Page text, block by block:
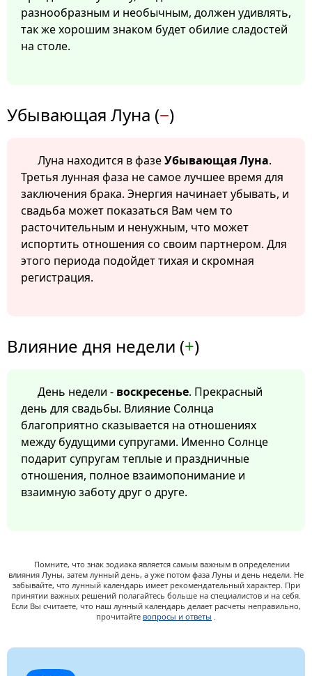
разнообразным и необычным, должен удивлять,
так же хорошим знаком будет обилие сладостей
на столе.
Убывающая Луна (−)
Луна находится в фазеУбывающая Луна.
Третья лунная фаза не самое лучшее время для
заключения брака. Энергия начинает убывать, и
свадьба может показаться Вам чем то
расточительным и ненужным, что может
испортить отношения со своим партнером. Для
этого периода подойдет тихая и скромная
регистрация.
Влияние дня недели (+)
День недели - воскресенье. Прекрасный
день для свадьбы. Влияние Солнца
благоприятно сказывается на отношениях
между будущими супругами. Именно Солнце
подарит супругам теплые и праздничные
отношения, полное взаимопонимание и
взаимную заботу друг о друге.
Помните, что знак зодиака является самым важным в определении
влияния Луны, затем лунный день, а уже потом фаза Луны и день недели. Не
забывайте, что лунный календарь имеет рекомендательный характер. При
принятии важных решений полагайтесь больше на специалистов и на себя.
Если Вы считаете, что наш лунный календарь делает расчеты неправильно,
прочитайте вопросы и ответы .